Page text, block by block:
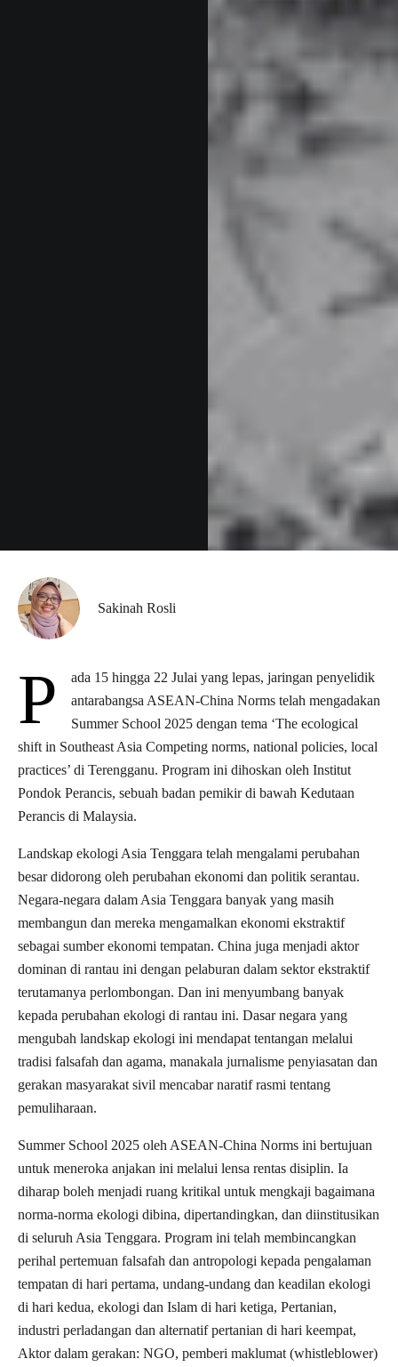
Sakinah Rosli
P
ada 15 hingga 22 Julai yang lepas, jaringan penyelidik
antarabangsa ASEAN-China Norms telah mengadakan
Summer School 2025 dengan tema ‘The ecological
shift in Southeast Asia Competing norms, national policies, local
practices’ di Terengganu. Program ini dihoskan oleh Institut
Pondok Perancis, sebuah badan pemikir di bawah Kedutaan
Perancis di Malaysia.
Landskap ekologi Asia Tenggara telah mengalami perubahan
besar didorong oleh perubahan ekonomi dan politik serantau.
Negara-negara dalam Asia Tenggara banyak yang masih
membangun dan mereka mengamalkan ekonomi ekstraktif
sebagai sumber ekonomi tempatan. China juga menjadi aktor
dominan di rantau ini dengan pelaburan dalam sektor ekstraktif
terutamanya perlombongan. Dan ini menyumbang banyak
kepada perubahan ekologi di rantau ini. Dasar negara yang
mengubah landskap ekologi ini mendapat tentangan melalui
tradisi falsafah dan agama, manakala jurnalisme penyiasatan dan
gerakan masyarakat sivil mencabar naratif rasmi tentang
pemuliharaan.
Summer School 2025 oleh ASEAN-China Norms ini bertujuan
untuk meneroka anjakan ini melalui lensa rentas disiplin. Ia
diharap boleh menjadi ruang kritikal untuk mengkaji bagaimana
norma-norma ekologi dibina, dipertandingkan, dan diinstitusikan
di seluruh Asia Tenggara. Program ini telah membincangkan
perihal pertemuan falsafah dan antropologi kepada pengalaman
tempatan di hari pertama, undang-undang dan keadilan ekologi
di hari kedua, ekologi dan Islam di hari ketiga, Pertanian,
industri perladangan dan alternatif pertanian di hari keempat,
Aktor dalam gerakan: NGO, pemberi maklumat (whistleblower)